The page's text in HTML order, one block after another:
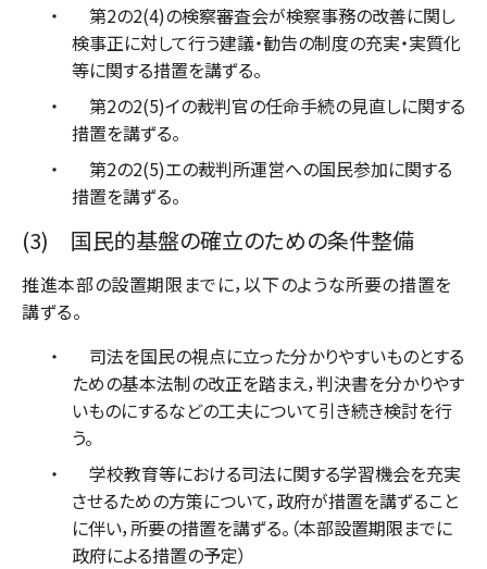
第2の2(4)の検察審査会が検察事務の改善に関し
検事正に対して行う建議・勧告の制度の充実・実質化
等に関する措置を講ずる。
第2の2(5)イの裁判官の任命手続の見直しに関する
措置を講ずる。
第2の2(5)エの裁判所運営への国民参加に関する
措置を講ずる。
(3) 国民的基盤の確立のための条件整備
推進本部の設置期限までに，以下のような所要の措置を
講ずる。
司法を国民の視点に立った分かりやすいものとする
ための基本法制の改正を踏まえ，判決書を分かりやす
いものにするなどの工夫について引き続き検討を行
う。
学校教育等における司法に関する学習機会を充実
させるための方策について，政府が措置を講ずること
に伴い，所要の措置を講ずる。（本部設置期限までに
政府による措置の予定）